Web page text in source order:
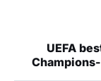
UEFA